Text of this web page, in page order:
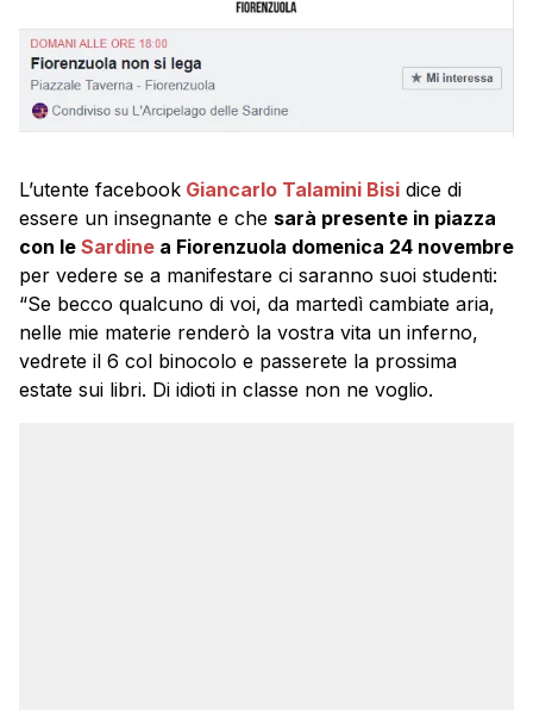
L’utente facebook Giancarlo Talamini Bisi dice di
essere un insegnante e che sarà presente in piazza
con le Sardine a Fiorenzuola domenica 24 novembre
per vedere se a manifestare ci saranno suoi studenti:
“Se becco qualcuno di voi, da martedì cambiate aria,
nelle mie materie renderò la vostra vita un inferno,
vedrete il 6 col binocolo e passerete la prossima
estate sui libri. Di idioti in classe non ne voglio.